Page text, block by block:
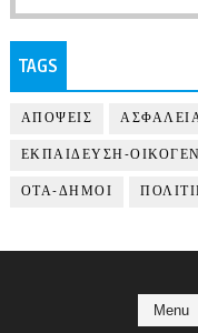
TAGS
ΑΠΟΨΕΙΣ
ΕΚΠΑΙΔΕΥΣΗ-
ΟΤΑ-ΔΗΜΟΙ